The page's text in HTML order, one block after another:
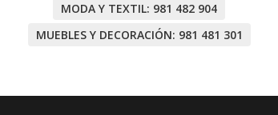
MODA Y TEXTIL: 981 482 904
MUEBLES Y DECORACIÓN: 981 481 301